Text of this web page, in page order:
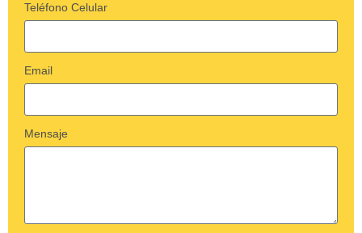
Teléfono Celular
Email
Mensaje